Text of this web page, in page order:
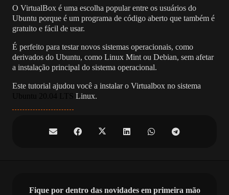
O VirtualBox é uma escolha popular entre os usuários do
Ubuntu porque é um programa de código aberto que também é
gratuito e fácil de usar.
É perfeito para testar novos sistemas operacionais, como
derivados do Ubuntu, como Linux Mint ou Debian, sem afetar
a instalação principal do sistema operacional.
Este tutorial ajudou você a instalar o Virtualbox no sistema
Linux.
Fique por dentro das novidades em primeira mão